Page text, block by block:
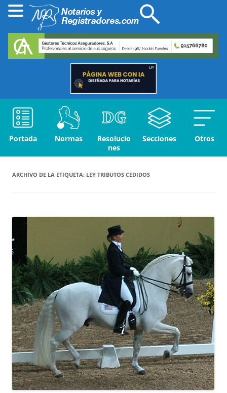
Portada Normas
Resolucio
nes
Secciones Otros
ARCHIVO DE LA ETIQUETA: LEY TRIBUTOS CEDIDOS